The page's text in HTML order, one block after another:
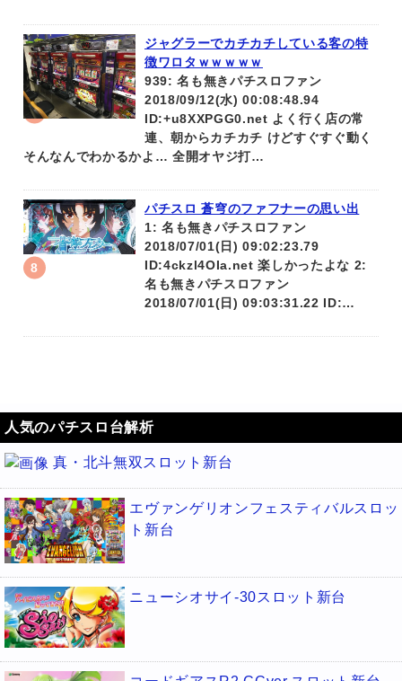
ジャグラーでカチカチしている客の特
徴ワロタｗｗｗｗｗ
939: 名も無きパチスロファン
2018/09/12(水) 00:08:48.94
ID:+u8XXPGG0.net よく行く店の常
連、朝からカチカチ けどすぐすぐ動く
そんなんでわかるかよ… 全開オヤジ打…
パチスロ 蒼穹のファフナーの思い出
1: 名も無きパチスロファン
2018/07/01(日) 09:02:23.79
ID:4ckzl4OIa.net 楽しかったよな 2:
名も無きパチスロファン
2018/07/01(日) 09:03:31.22 ID:…
人気のパチスロ台解析
真・北斗無双スロット新台
エヴァンゲリオンフェスティバルスロッ
ト新台
ニューシオサイ-30スロット新台